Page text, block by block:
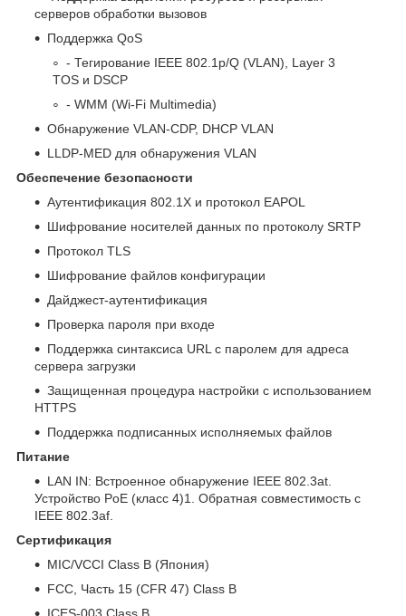
серверов обработки вызовов
Поддержка QoS
- Тегирование IEEE 802.1p/Q (VLAN), Layer 3
TOS и DSCP
- WMM (Wi-Fi Multimedia)
Обнаружение VLAN-CDP, DHCP VLAN
LLDP-MED для обнаружения VLAN
Обеспечение безопасности
Аутентификация 802.1X и протокол EAPOL
Шифрование носителей данных по протоколу SRTP
Протокол TLS
Шифрование файлов конфигурации
Дайджест-аутентификация
Проверка пароля при входе
Поддержка синтаксиса URL с паролем для адреса
сервера загрузки
Защищенная процедура настройки с использованием
HTTPS
Поддержка подписанных исполняемых файлов
Питание
LAN IN: Встроенное обнаружение IEEE 802.3at.
Устройство PoE (класс 4)1. Обратная совместимость с
IEEE 802.3af.
Сертификация
MIC/VCCI Class B (Япония)
FCC, Часть 15 (CFR 47) Class B
ICES-003 Class B